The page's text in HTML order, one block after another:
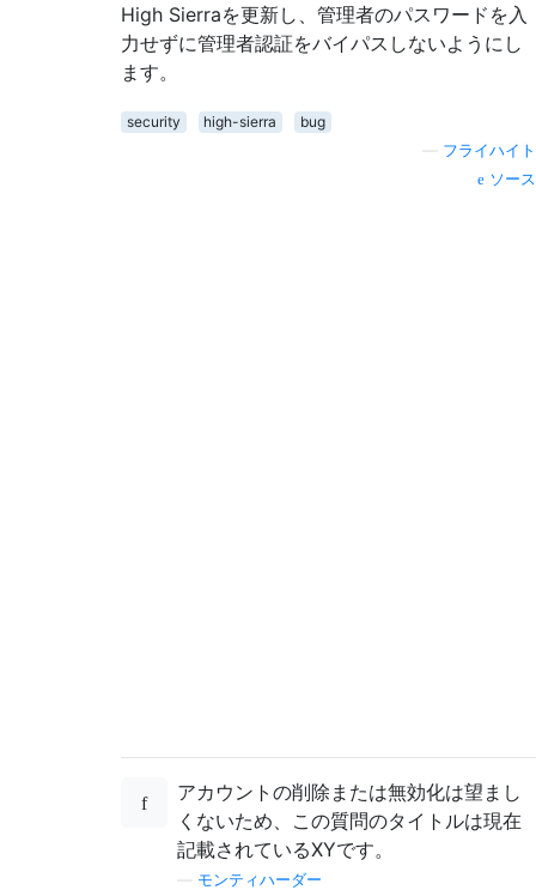
High Sierraを更新し、管理者のパスワードを入
力せずに管理者認証をバイパスしないようにし
ます。
security high-sierra
bug
フライハイト
ソース
アカウントの削除または無効化は望まし
くないため、この質問のタイトルは現在
記載されているXYです。
モンティハーダー